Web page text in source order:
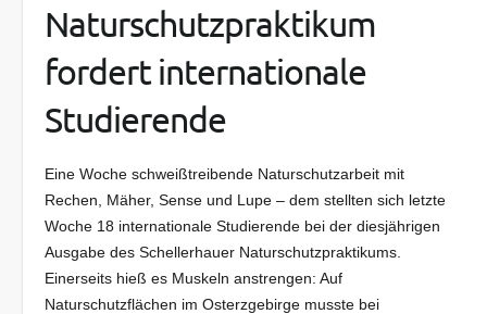
Naturschutzpraktikum
fordert internationale
Studierende
Eine Woche schweißtreibende Naturschutzarbeit mit
Rechen, Mäher, Sense und Lupe – dem stellten sich letzte
Woche 18 internationale Studierende bei der diesjährigen
Ausgabe des Schellerhauer Naturschutzpraktikums.
Einerseits hieß es Muskeln anstrengen: Auf
Naturschutzflächen im Osterzgebirge musste bei